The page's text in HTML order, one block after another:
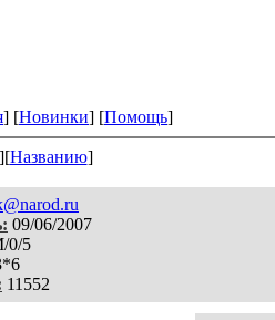
] [Новинки] [Помощь]
Названию]
09/06/2007
0/5
11552